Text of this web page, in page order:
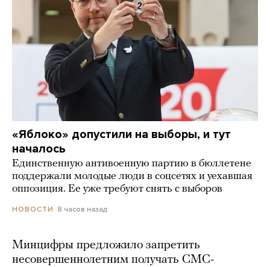
«Яблоко» допустили на выборы, и тут
началось
Единственную антивоенную партию в бюллетене
поддержали молодые люди в соцсетях и уехавшая
оппозиция. Ее уже требуют снять с выборов
НОВОСТИ 8 часов назад
Минцифры предложило запретить
несовершеннолетним получать СМС-